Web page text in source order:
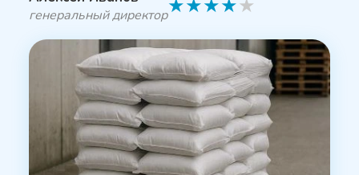
генеральный директор★★★★★